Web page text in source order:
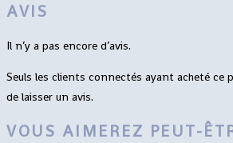
AVIS
Il n’y a pas encore d’avis.
Seuls les clients connectés ayant acheté ce
de laisser un avis.
VOUS AIMEREZ PEUT-